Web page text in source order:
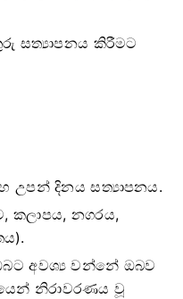
සත්‍යාපනය කිරීමට
උපන් දිනය සත්‍යාපනය.
කලාපය, නගරය,
අවශ්‍ය වන්නේ ඔබව
නිරාවරණය වූ